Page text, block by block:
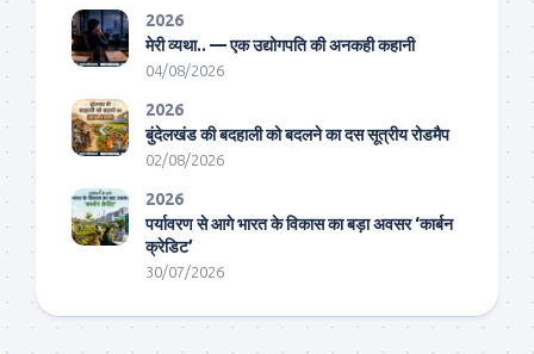
2026
मेरी व्यथा.. — एक उद्योगपति की अनकही कहानी
04/08/2026
2026
बुंदेलखंड की बदहाली को बदलने का दस सूत्रीय रोडमैप
02/08/2026
2026
पर्यावरण से आगे भारत के विकास का बड़ा अवसर ‘कार्बन
क्रेडिट’
30/07/2026